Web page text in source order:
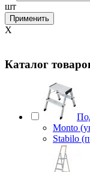
шт
Применить
X
Каталог
Monto
Stabilo